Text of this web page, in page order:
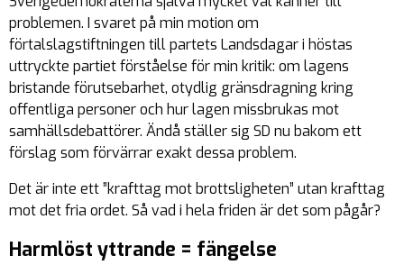
problemen. I svaret på min motion om
förtalslagstiftningen till partets Landsdagar i höstas
uttryckte partiet förståelse för min kritik: om lagens
bristande förutsebarhet, otydlig gränsdragning kring
offentliga personer och hur lagen missbrukas mot
samhällsdebattörer. Ändå ställer sig SD nu bakom ett
förslag som förvärrarexakt dessa problem.
Det är inte ett ”krafttag mot brottsligheten” utan krafttag
mot det fria ordet. Så vad i hela friden är det som pågår?
Harmlöst yttrande = fängelse